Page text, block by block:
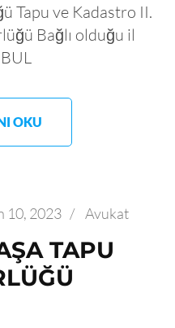
Tapu ve Kadastro II.
Bağlı olduğu il
OKU
10, 2023 / Avukat
TAPU